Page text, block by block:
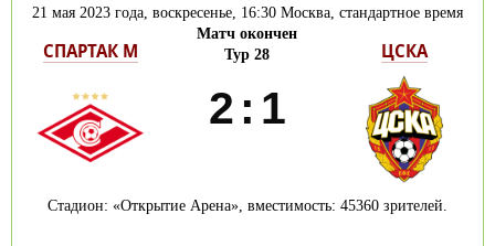
21 мая 2023 года, воскресенье, 16:30 Москва, стандартное время
СПАРТАК М
Матч окончен
Тур 28
2 : 1
ЦСКА
Стадион: «Открытие Арена», вместимость: 45360 зрителей.